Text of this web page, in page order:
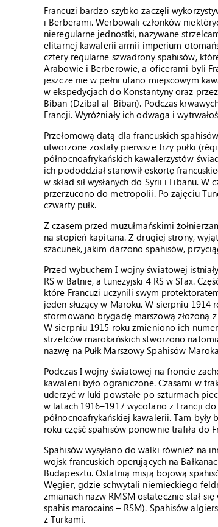
Francuzi bardzo szybko zaczęli
i Berberami. Werbowali członków
nieregularne jednostki, nazywane
elitarnej kawalerii armii imperium
cztery regularne szwadrony spahisów,
Arabowie i Berberowie, a oficerami byli
jeszcze nie w pełni ufano miejscowym
w ekspedycjach do Konstantyny oraz
Biban (Dżibal al-Biban). Podczas
Francji. Wyróżniały ich odwaga i
Przełomową datą dla francuskich
utworzone zostały pierwsze trzy pułki
północnoafrykańskich kawalerzystów
ich pododdział stanowił eskortę
w skład sił wysłanych do Syrii i Libanu.
przerzucono do metropolii. Po zajęciu
czwarty pułk.
Z czasem przed muzułmańskimi
na stopień kapitana. Z drugiej strony,
szacunek, jakim darzono spahisów,
Przed wybuchem I wojny światowej
RS w Batnie, a tunezyjski 4 RS w Sfax.
które Francuzi uczynili swym
jeden służący w Maroku. W sierpniu 1914
sformowano brygadę marszową złożoną
W sierpniu 1915 roku zmieniono ich
strzelców marokańskich stworzono
nazwę na Pułk Marszowy Spahisów
Podczas I wojny światowej na froncie
kawalerii było ograniczone. Czasami w
uderzyć w luki powstałe po szturmach
w latach 1916–1917 wycofano z Francji
północnoafrykańskiej kawalerii. Tam
roku część spahisów ponownie trafiła do
Spahisów wysyłano do walki również na
wojsk francuskich operujących na
Budapesztu. Ostatnią misją bojową
Węgier, gdzie schwytali niemieckiego
zmianach nazw RMSM ostatecznie stał
spahis marocains – RSM). Spahisów
z Turkami.